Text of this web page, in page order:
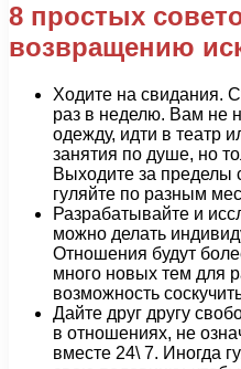
8 простых
возвращению
Ходите на свидания.
раз в неделю. Вам не
одежду, идти в театр
занятия по душе, но
Выходите за пределы
гуляйте по разным
Разрабатывайте и
можно делать
Отношения будут
много новых тем для
возможность
Дайте друг другу
в отношениях, не
вместе 24\ 7. Иногда